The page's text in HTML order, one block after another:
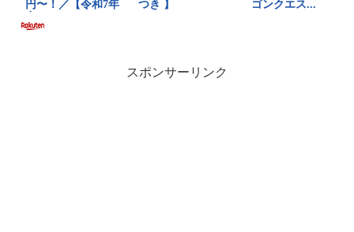
スポンサーリンク